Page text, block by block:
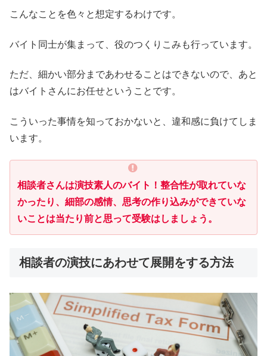
こんなことを色々と想定するわけです。
バイト同士が集まって、役のつくりこみも行っています。
ただ、細かい部分まであわせることはできないので、あと
はバイトさんにお任せということです。
こういった事情を知っておかないと、違和感に負けてしま
います。
相談者さんは演技素人のバイト！整合性が取れていな
かったり、細部の感情、思考の作り込みができていな
いことは当たり前と思って受験はしましょう。
相談者の演技にあわせて展開をする方法